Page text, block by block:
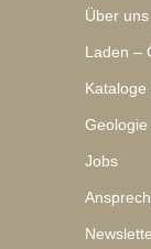
Über uns
Laden –
Geologie
Jobs